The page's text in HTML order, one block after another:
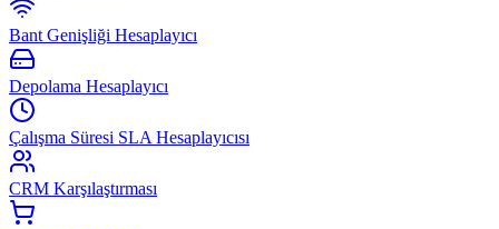
Bant Genişliği Hesaplayıcı
Depolama Hesaplayıcı
Çalışma Süresi SLA Hesaplayıcısı
CRM Karşılaştırması